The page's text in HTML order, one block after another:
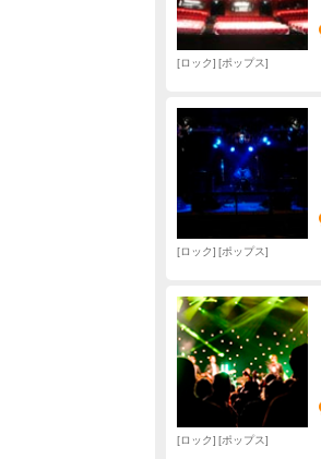
ロック ポップス
ロック ポップス
ロック ポップス